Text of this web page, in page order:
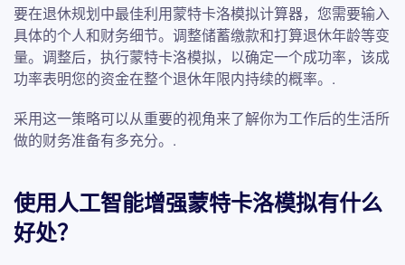
要在退休规划中最佳利用蒙特卡洛模拟计算器，您需要输入
具体的个人和财务细节。调整储蓄缴款和打算退休年龄等变
量。调整后，执行蒙特卡洛模拟，以确定一个成功率，该成
功率表明您的资金在整个退休年限内持续的概率。.
采用这一策略可以从重要的视角来了解你为工作后的生活所
做的财务准备有多充分。.
使用人工智能增强蒙特卡洛模拟有什么
好处？